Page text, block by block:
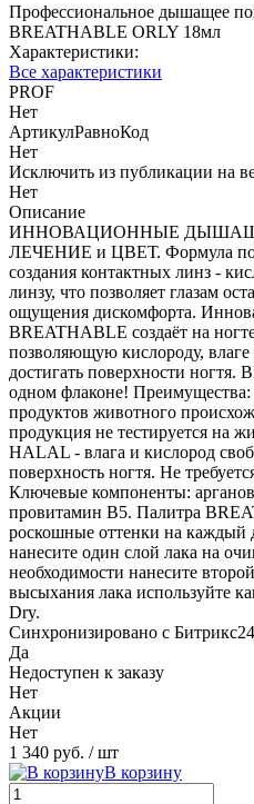
Профессиональное дышащее
BREATHABLE ORLY 18мл
Характеристики:
Все характеристики
PROF
Нет
АртикулРавноКод
Нет
Исключить из публикации на
Нет
Описание
ИННОВАЦИОННЫЕ
ЛЕЧЕНИЕ и ЦВЕТ. Формула
создания контактных линз -
линзу, что позволяет глазам
ощущения дискомфорта.
BREATHABLE создаёт на
позволяющую кислороду,
достигать поверхности
одном флаконе!
продуктов животного
продукция не тестируется на
HALAL - влага и кислород
поверхность ногтя. Не
Ключевые компоненты:
провитамин B5. Палитра
роскошные оттенки на каждый
нанесите один слой лака на
необходимости нанесите
высыхания лака используйте
Dry.
Синхронизировано с Битрикс24
Да
Недоступен к заказу
Нет
Акции
Нет
1 340 руб. / шт
В корзину